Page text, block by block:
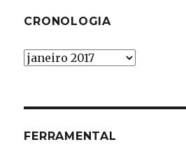
CRONOLOGIA
Cronologia
FERRAMENTAL